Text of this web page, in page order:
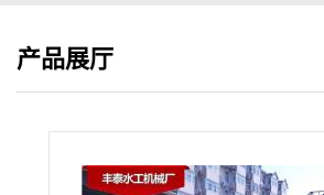
产品展厅